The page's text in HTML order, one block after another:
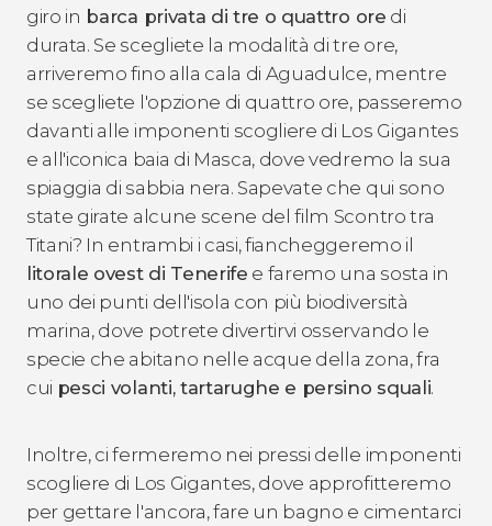
giro in barca privata di tre o quattro ore di
durata. Se scegliete la modalità di tre ore,
arriveremo fino alla cala di Aguadulce, mentre
se scegliete l'opzione di quattro ore, passeremo
davanti alle imponenti scogliere di Los Gigantes
e all'iconica baia di Masca, dove vedremo la sua
spiaggia di sabbia nera. Sapevate che qui sono
state girate alcune scene del film Scontro tra
Titani? In entrambi i casi, fiancheggeremo il
litorale ovest di Tenerife e faremo una sosta in
uno dei punti dell'isola con più biodiversità
marina, dove potrete divertirvi osservando le
specie che abitano nelle acque della zona, fra
cui pesci volanti, tartarughe e persino squali.
Inoltre, ci fermeremo nei pressi delle imponenti
scogliere di Los Gigantes, dove approfitteremo
per gettare l'ancora, fare un bagno e cimentarci